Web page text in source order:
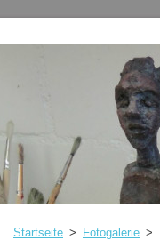
Startseite > Fotogalerie >